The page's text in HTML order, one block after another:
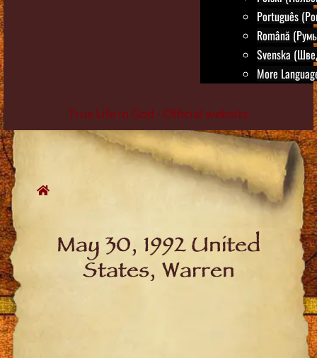
Português
Română
Svenska
More
True Life in God - Official website
Skip
to
content
May 30, 1992 United
States, Warren